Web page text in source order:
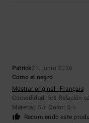
Patrick21. junio 2026
Como el negro
Mostrar original - Français
Comodidad: 5/5 Relación
Material: 5 /5 Color: 5/5
Recomiendo este